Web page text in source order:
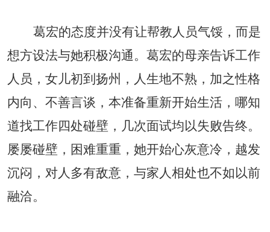
葛宏的态度并没有让帮教人员气馁，而是
想方设法与她积极沟通。葛宏的母亲告诉工作
人员，女儿初到扬州，人生地不熟，加之性格
内向、不善言谈，本准备重新开始生活，哪知
道找工作四处碰壁，几次面试均以失败告终。
屡屡碰壁，困难重重，她开始心灰意冷，越发
沉闷，对人多有敌意，与家人相处也不如以前
融洽。